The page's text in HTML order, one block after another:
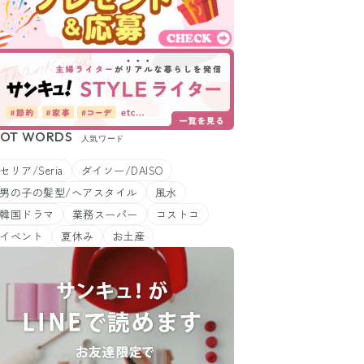
WORDS 人気ワード
セリア/Seria
ダイソー/DAISO
男の子の髪型/ヘアスタイル
風水
韓国ドラマ
業務スーパー
コストコ
イベント
夏休み お土産